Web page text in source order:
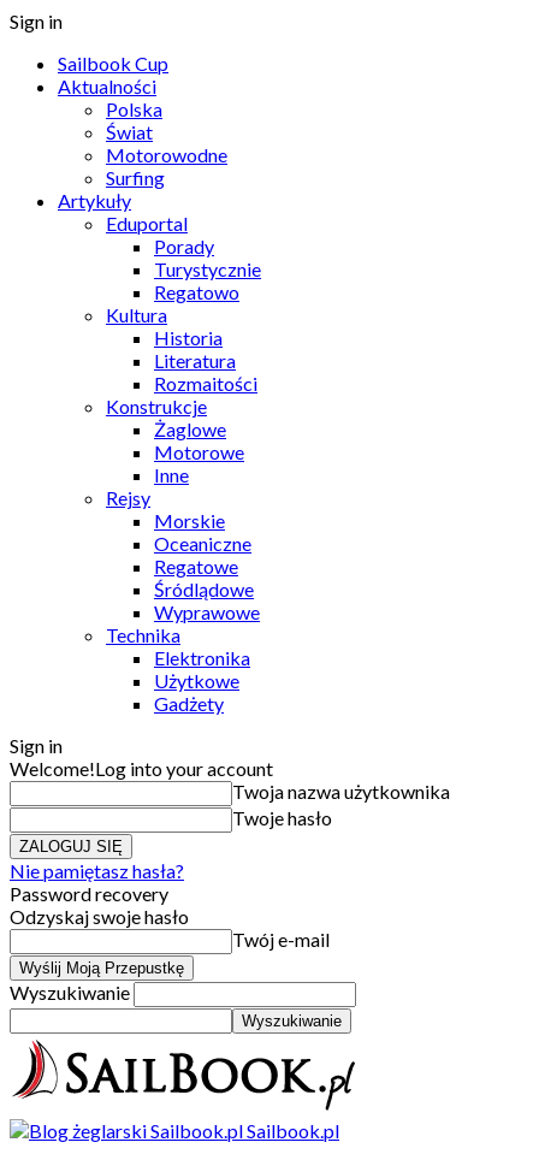
Sign in
Sailbook Cup
Aktualności
Polska
Świat
Motorowodne
Surfing
Artykuły
Eduportal
Porady
Turystycznie
Regatowo
Kultura
Historia
Literatura
Rozmaitości
Konstrukcje
Żaglowe
Motorowe
Inne
Rejsy
Morskie
Oceaniczne
Regatowe
Śródlądowe
Wyprawowe
Technika
Elektronika
Użytkowe
Gadżety
Sign in
Welcome!Log into your account
Twoja nazwa użytkownika
Twoje hasło
Nie pamiętasz hasła?
Password recovery
Odzyskaj swoje hasło
Twój e-mail
Wyszukiwanie
Sailbook.pl